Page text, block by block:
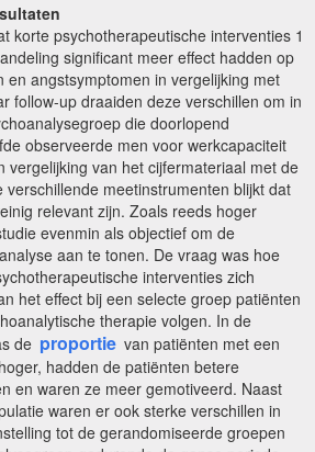
korte psychotherapeutische interventies 1
significant meer effect hadden op
en angstsymptomen in vergelijking met
follow-up draaiden deze verschillen om in
die doorlopend
observeerde men voor werkcapaciteit
vergelijking van het cijfermateriaal met de
verschillende meetinstrumenten blijkt dat
relevant zijn. Zoals reeds hoger
evenmin als objectief om de
aan te tonen. De vraag was hoe
interventies zich
het effect bij een selecte groep patiënten
therapie volgen. In de
de proportie van patiënten met een
hadden de patiënten betere
en waren ze meer gemotiveerd. Naast
waren er ook sterke verschillen in
tot de gerandomiseerde groepen